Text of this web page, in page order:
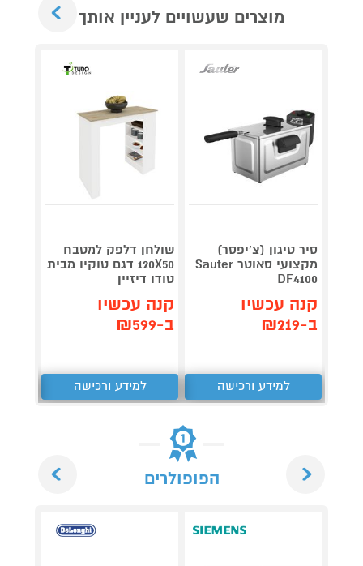
מוצרים שעשויים לעניין אותך
סיר טיגון (צ'יפסר)
מקצועי סאוטר Sauter
DF4100
קנה עכשיו
ב-₪219
למידע ורכישה
שולחן דלפק למטבח
120X50 דגם טוקיו מבית
טודו דיזיין
קנה עכשיו
ב-₪599
למידע ורכישה
הפופולרים